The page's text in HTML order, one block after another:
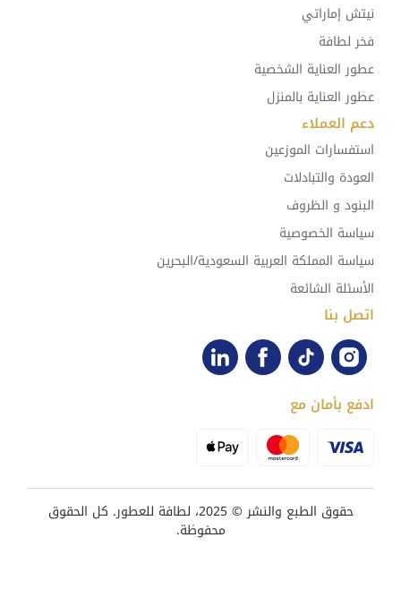
نيتش إماراتي
فخر لطافة
عطور العناية الشخصية
عطور العناية بالمنزل
دعم العملاء
استفسارات الموزعين
العودة والتبادلات
البنود و الظروف
سياسة الخصوصية
سياسة المملكة العربية السعودية/البحرين
الأسئلة الشائعة
اتصل بنا
ادفع بأمان مع
حقوق الطبع والنشر © 2025، لطافة للعطور. كل الحقوق
محفوظة.